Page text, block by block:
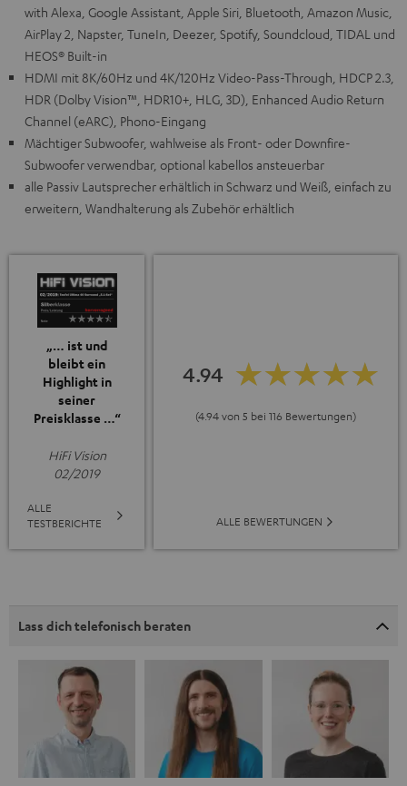
with Alexa, Google Assistant, Apple Siri, Bluetooth, Amazon Music,
AirPlay 2, Napster, TuneIn, Deezer, Spotify, Soundcloud, TIDAL und
HEOS® Built-in
HDMI mit 8K/60Hz und 4K/120Hz Video-Pass-Through, HDCP 2.3,
HDR (Dolby Vision™, HDR10+, HLG, 3D), Enhanced Audio Return
Channel (eARC), Phono-Eingang
Mächtiger Subwoofer, wahlweise als Front- oder Downfire-
Subwoofer verwendbar, optional kabellos ansteuerbar
alle Passiv Lautsprecher erhältlich in Schwarz und Weiß, einfach zu
erweitern, Wandhalterung als Zubehör erhältlich
„… ist und
bleibt ein
Highlight in
seiner
Preisklasse …“
HiFi Vision
02/2019
ALLE
TESTBERICHTE
4.94
(4.94 von 5 bei 116 Bewertungen)
ALLE BEWERTUNGEN
Lass dich telefonisch beraten